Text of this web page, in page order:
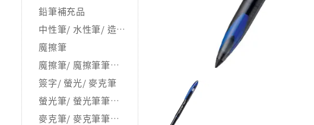
鉛筆補充品
中性筆/ 水性筆/ 造型筆
魔擦筆
魔擦筆/ 魔擦筆筆芯/ 相關品
簽字/ 螢光/ 麥克筆
螢光筆/ 螢光筆筆芯/ 補充品
麥克筆/ 麥克筆筆芯/ 補充品